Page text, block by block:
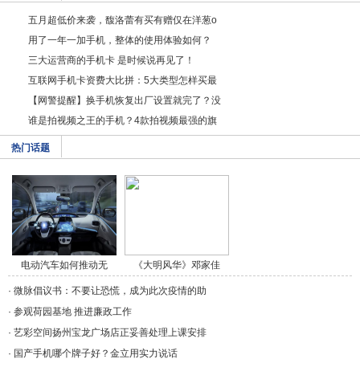
五月超低价来袭，馥洛蕾有买有赠仅在洋葱o
用了一年一加手机，整体的使用体验如何？
三大运营商的手机卡 是时候说再见了！
互联网手机卡资费大比拼：5大类型怎样买最
【网警提醒】换手机恢复出厂设置就完了？没
谁是拍视频之王的手机？4款拍视频最强的旗
热门话题
电动汽车如何推动无
人/a>
《大明风华》邓家佳
饰/a>
· 微脉倡议书：不要让恐慌，成为此次疫情的助
· 参观荷园基地 推进廉政工作
· 艺彩空间扬州宝龙广场店正妥善处理上课安排
· 国产手机哪个牌子好？金立用实力说话